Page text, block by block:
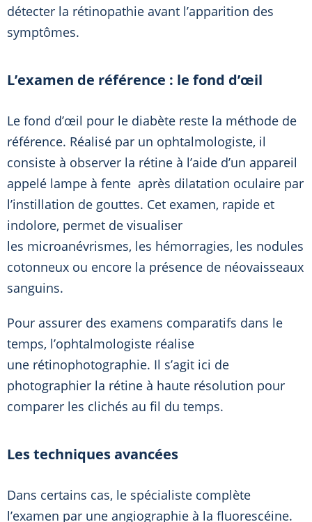
détecter la rétinopathie avant l’apparition des
symptômes.
L’examen de référence : le fond d’œil
Le fond d’œil pour le diabète reste la méthode de
référence. Réalisé par un ophtalmologiste, il
consiste à observer la rétine à l’aide d’un appareil
appelé lampe à fente après dilatation oculaire par
l’instillation de gouttes. Cet examen, rapide et
indolore, permet de visualiser
les microanévrismes, les hémorragies, les nodules
cotonneux ou encore la présence de néovaisseaux
sanguins.
Pour assurer des examens comparatifs dans le
temps, l’ophtalmologiste réalise
une rétinophotographie. Il s’agit ici de
photographier la rétine à haute résolution pour
comparer les clichés au fil du temps.
Les techniques avancées
Dans certains cas, le spécialiste complète
l’examen par une angiographie à la fluorescéine.